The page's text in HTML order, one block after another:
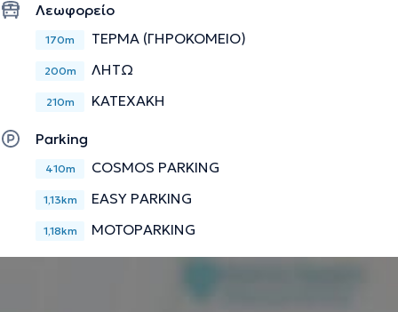
Λεωφορείο
170m ΤΕΡΜΑ (ΓΗΡΟΚΟΜΕΙΟ)
200m ΛΗΤΩ
210m ΚΑΤΕΧΑΚΗ
Parking
410m COSMOS PARKING
1,13km EASY PARKING
1,18km MOTOPARKING